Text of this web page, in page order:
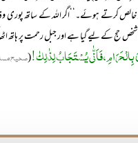
کرتے ہوئے۔‘‘اگر اللہ کے ساتھ
حج کے لیے گیا ہے اور جبل رحمت پر ہاتھ
، فَاَنّٰی یُسْتَجَابُ لِذٰلِکٰ!(صحیح